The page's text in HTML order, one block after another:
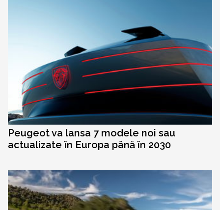
Peugeot va lansa 7 modele noi sau
actualizate în Europa până în 2030